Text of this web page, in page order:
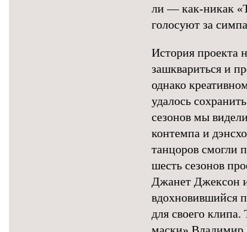
ли — как-никак
голосуют за
История проекта
зашквариться и
однако
удалось
сезонов мы
контемпа и
танцоров смогли
шесть сезонов
Джанет Джексон
вдохновившийся
для своего